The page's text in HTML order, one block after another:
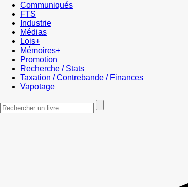
Communiqués
FTS
Industrie
Médias
Lois+
Mémoires+
Promotion
Recherche / Stats
Taxation / Contrebande / Finances
Vapotage